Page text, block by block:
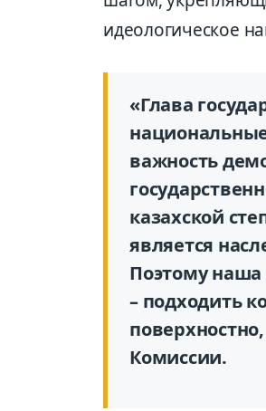
идеологическое
«Глава
важность
казахской
является
Поэтому
– подходить
Комиссии.